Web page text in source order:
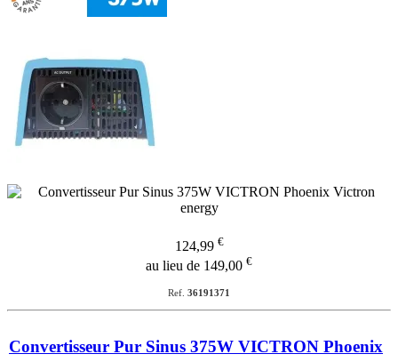
124,99 €
au lieu de 149,00 €
Ref. 36191371
Convertisseur Pur Sinus 375W VICTRON Phoenix